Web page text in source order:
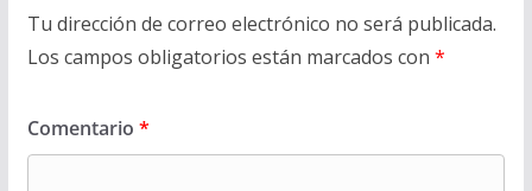
Tu dirección de correo electrónico no será publicada.
Los campos obligatorios están marcados con *
Comentario *